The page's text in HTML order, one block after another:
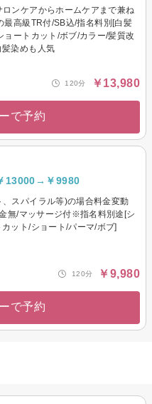
ンケアからホームケアまで兼ね
最高級TR付/SB込/指名料別[白髪
ョートカット/ボブ/カラー/髪質改
染めも人気
120分 ￥13,980
で予約
13000→￥9980
スパイラル等)の場合料金変動
無/マッサージ付※指名料別途[シ
カット/ショート/パーマ/ボブ]
120分 ￥9,980
で予約